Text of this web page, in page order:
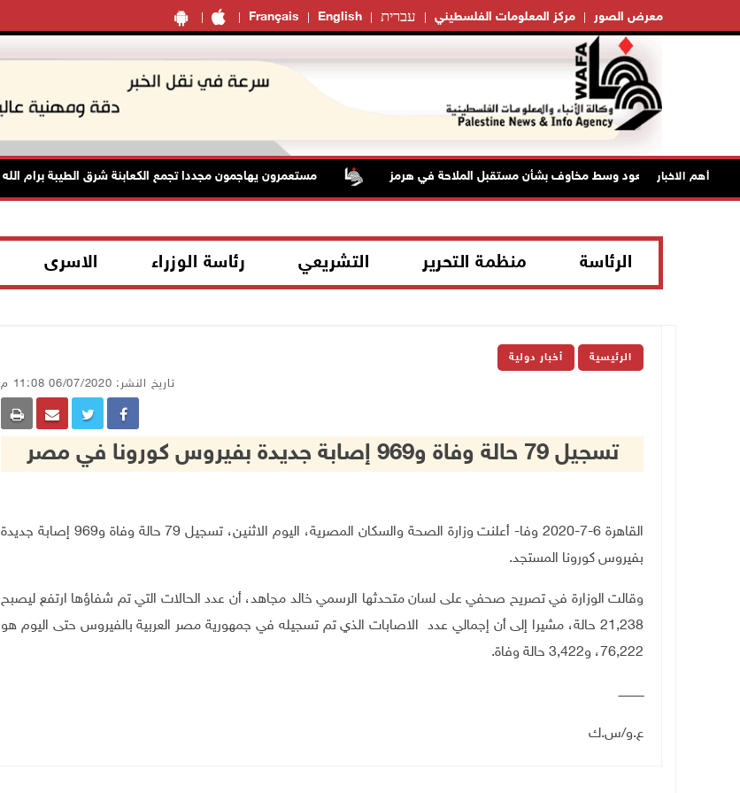
Français English עברית مركز المعلومات الفلسطيني معرض الصور
أهم الاخبار
تواصل الصعود وسط مخاوف بشأن مستقبل الملاحة في هرمز مستعمرون يهاجمون مجددا تجمع الكعابنة شرق الطيبة برام الله
الرئاسة منظمة التحرير التشريعي رئاسة الوزراء الاسرى
الرئيسية أخبار دولية
تاريخ النشر: 06/07/2020 11:08 م
تسجيل 79 حالة وفاة و969 إصابة جديدة بفيروس كورونا في مصر
القاهرة 6-7-2020 وفا- أعلنت وزارة الصحة والسكان المصرية، اليوم الاثنين، تسجيل 79 حالة وفاة و969 إصابة جديدة
بفيروس كورونا المستجد.
وقالت الوزارة في تصريح صحفي على لسان متحدثها الرسمي خالد مجاهد، أن عدد الحالات التي تم شفاؤها ارتفع ليصبح
21,238 حالة، مشيرا إلى أن إجمالي عدد الاصابات الذي تم تسجيله في جمهورية مصر العربية بالفيروس حتى اليوم هو
76,222، و3,422 حالة وفاة
.
ــــــــــــــ
ع.و/س.ك